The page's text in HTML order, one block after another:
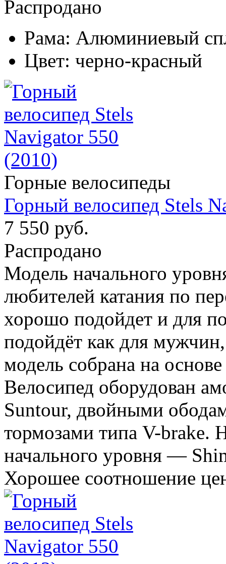
Распродано
Рама: Алюминиевый
Цвет: черно-красный
Горные велосипеды
Горный велосипед Stels
7 550 руб.
Распродано
Модель начального
любителей катания по
хорошо подойдет и для
подойдёт как для
модель собрана на
Велосипед оборудован
Suntour, двойными
тормозами типа V-brake.
начального уровня —
Хорошее соотношение